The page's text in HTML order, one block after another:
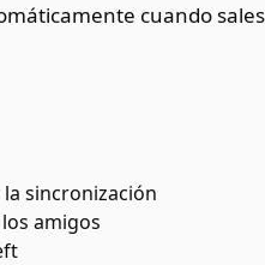
cuando sales
sincronización
amigos